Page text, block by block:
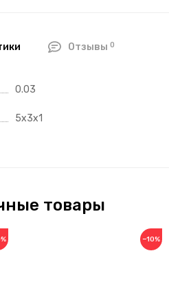
Отзывы 0
0.03
5x3x1
товары
−10%